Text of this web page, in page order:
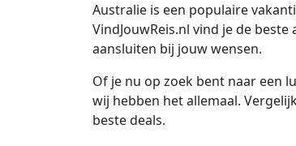
Australie is een populaire
VindJouwReis.nl vind je de
aansluiten bij jouw wensen.
Of je nu op zoek bent naar een
wij hebben het allemaal.
beste deals.